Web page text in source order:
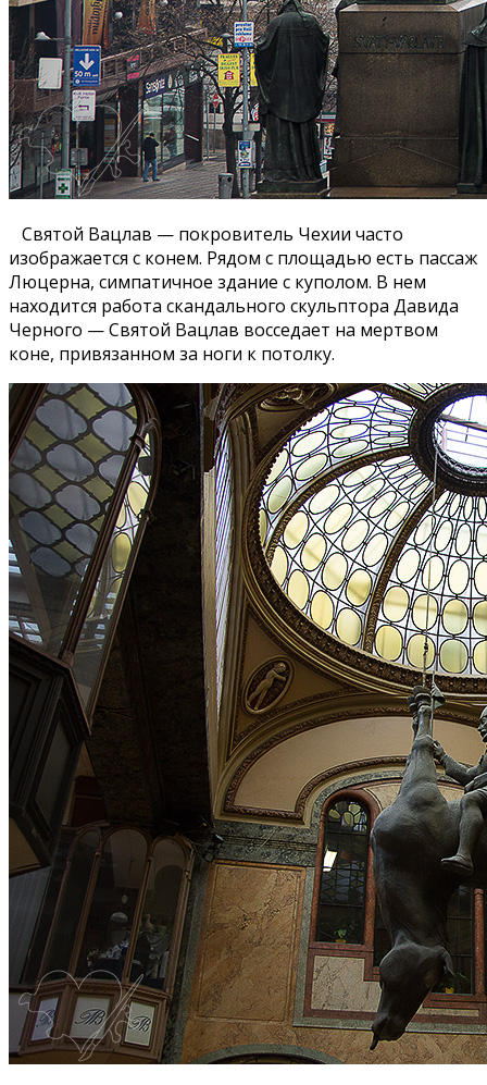
Святой Вацлав — покровитель Чехии часто
изображается с конем. Рядом с площадью есть пассаж
Люцерна, симпатичное здание с куполом. В нем
находится работа скандального скульптора Давида
Черного — Святой Вацлав восседает на мертвом
коне, привязанном за ноги к потолку.